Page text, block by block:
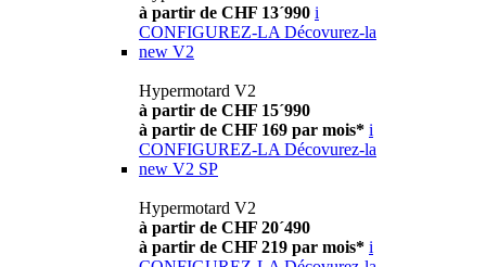
à partir de CHF 13´990 i
CONFIGUREZ-LA Décovurez-la
new V2
Hypermotard V2
à partir de CHF 15´990
à partir de CHF 169 par mois* i
CONFIGUREZ-LA Décovurez-la
new V2 SP
Hypermotard V2
à partir de CHF 20´490
à partir de CHF 219 par mois* i